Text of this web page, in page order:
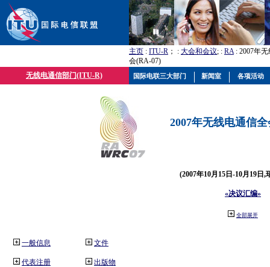
主页 : ITU-R ； : 大会和会议; : RA: 2007年
会(RA-07)
无线电通信部门(ITU-R)
2007年无线电通信
(2007年10月15日-10月19日,
«决议汇编»
全部展开
一般信息
代表注册
文件
出版物
国际电联三大部门 新闻室 各项活动